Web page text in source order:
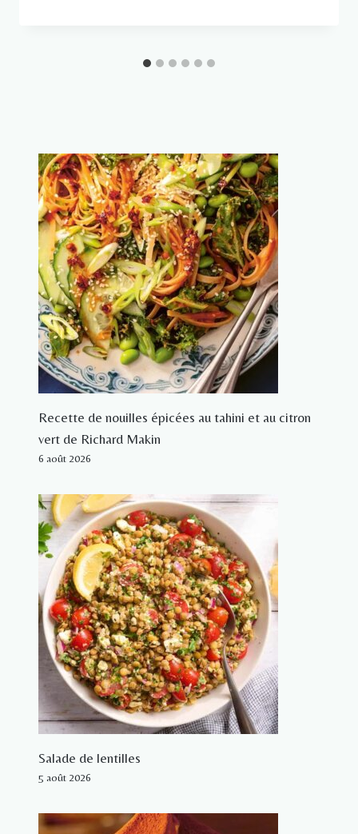
Recette de nouilles épicées au tahini et au citron
vert de Richard Makin
6 août 2026
Salade de lentilles
5 août 2026